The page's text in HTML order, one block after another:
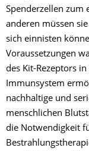
Spenderzellen zum
anderen müssen
sich einnisten
Voraussetzungen
des Kit-Rezeptors
Immunsystem
nachhaltige und
menschlichen
die Notwendigkeit